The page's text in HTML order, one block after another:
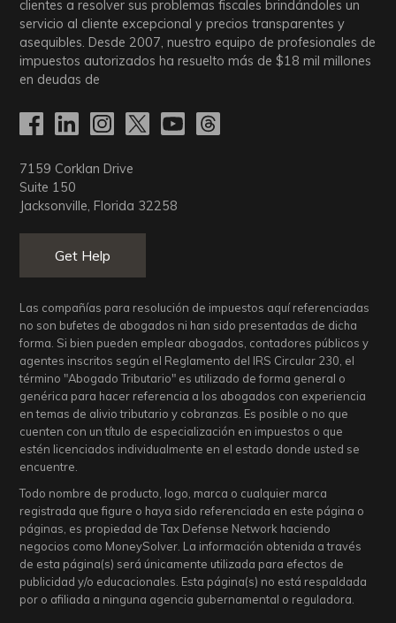
clientes a resolver sus problemas fiscales brindándoles un
servicio al cliente excepcional y precios transparentes y
asequibles. Desde 2007, nuestro equipo de profesionales de
impuestos autorizados ha resuelto más de$18 mil millones
en deudas de
7159 Corklan Drive
Suite 150
Jacksonville, Florida 32258
Get Help
Las compañías para resolución de impuestos aquí referenciadas
no son bufetes de abogados ni han sido presentadas de dicha
forma. Si bien pueden emplear abogados, contadores públicos y
agentes inscritos según el Reglamento del IRS Circular 230, el
término "Abogado Tributario" es utilizado de forma general o
genérica para hacer referencia a los abogados con experiencia
en temas de alivio tributario y cobranzas. Es posible o no que
cuenten con un título de especialización en impuestos o que
estén licenciados individualmente en el estado donde usted se
encuentre.
Todo nombre de producto, logo, marca o cualquier marca
registrada que figure o haya sido referenciada en este página o
páginas, es propiedad de Tax Defense Network haciendo
negocios como MoneySolver. La información obtenida a través
de esta página(s) será únicamente utilizada para efectos de
publicidad y/o educacionales. Esta página(s) no está respaldada
por o afiliada a ninguna agencia gubernamental o reguladora.